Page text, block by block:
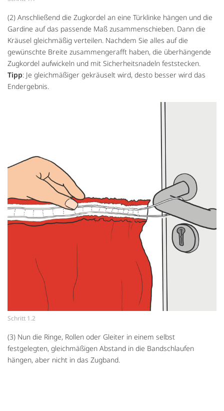
(2) Anschließend die Zugkordel an eine Türklinke hängen und die
Gardine auf das passende Maß zusammenschieben. Dann die
Kräusel gleichmäßig verteilen. Nachdem Sie alles auf die
gewünschte Breite zusammengerafft haben, die überhängende
Zugkordel aufwickeln und mit Sicherheitsnadeln feststecken.
Tipp: Je gleichmäßiger gekräuselt wird, desto besser wird das
Endergebnis.
Schritt 1.2
(3) Nun die Ringe, Rollen oder Gleiter in einem selbst
festgelegten, gleichmäßigen Abstand in die Bandschlaufen
hängen, aber nicht in das Zugband.